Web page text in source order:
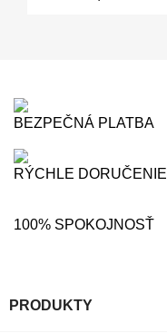
BEZPEČNÁ PLATBA
RÝCHLE DORUČENIE
100% SPOKOJNOSŤ
PRODUKTY